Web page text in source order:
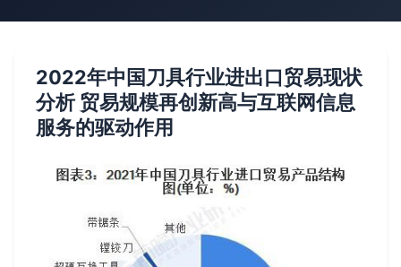
2022年中国刀具行业进出口贸易现状
分析 贸易规模再创新高与互联网信息
服务的驱动作用